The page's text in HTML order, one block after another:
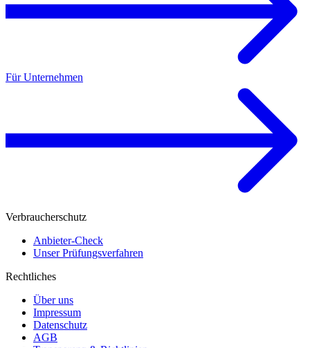
Für Unternehmen
Verbraucherschutz
Anbieter-Check
Unser Prüfungsverfahren
Rechtliches
Über uns
Impressum
Datenschutz
AGB